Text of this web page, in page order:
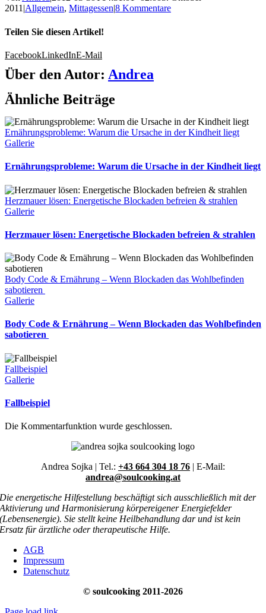
2011|Allgemein, Mittagessen|8 Kommentare
Teilen Sie diesen Artikel!
FacebookLinkedInE-Mail
Über den Autor: Andrea
Ähnliche Beiträge
Ernährungsprobleme: Warum die Ursache in der Kindheit liegt
Gallerie
Ernährungsprobleme: Warum die Ursache in der Kindheit liegt
Herzmauer lösen: Energetische Blockaden befreien & strahlen
Gallerie
Herzmauer lösen: Energetische Blockaden befreien & strahlen
Body Code & Ernährung – Wenn Blockaden das Wohlbefinden
sabotieren
Gallerie
Body Code & Ernährung – Wenn Blockaden das Wohlbefinden
sabotieren
Fallbeispiel
Gallerie
Fallbeispiel
Die Kommentarfunktion wurde geschlossen.
Andrea Sojka | Tel.: +43 664 304 18 76 | E-Mail:
andrea@soulcooking.at
Die energetische Hilfestellung beschäftigt sich ausschließlich mit der
Aktivierung und Harmonisierung körpereigener Energiefelder
(Lebensenergie). Sie stellt keine Heilbehandlung dar und ist kein
Ersatz für ärztliche oder therapeutische Hilfe.
AGB
Impressum
Datenschutz
© soulcooking 2011-2026